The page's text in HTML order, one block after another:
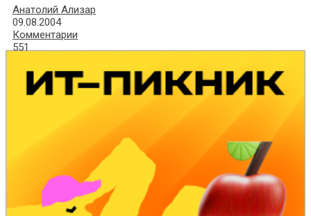
Анатолий Ализар
09.08.2004
Комментарии
551